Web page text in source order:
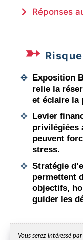
Réponses
Exposition
relie la
et éclaire la
Levier
privilégiées
peuvent
stress.
Stratégie
permettent
objectifs,
guider les
Vous serez intéressé par